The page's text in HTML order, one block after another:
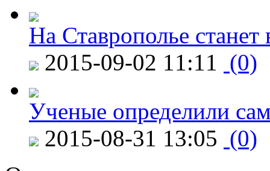
На Ставрополье
2015-09-02 11:11 (0)
Ученые определили
2015-08-31 13:05 (0)